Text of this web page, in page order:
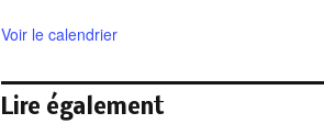
Voir le calendrier
Lire également